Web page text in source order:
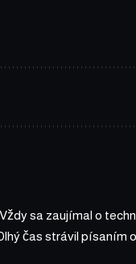
sa zaujímal o
čas strávil písaním